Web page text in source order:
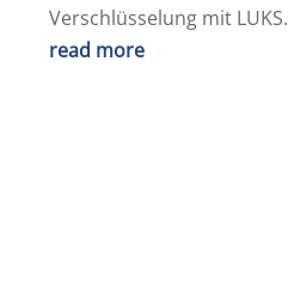
Verschlüsselung mit LUKS.
read more